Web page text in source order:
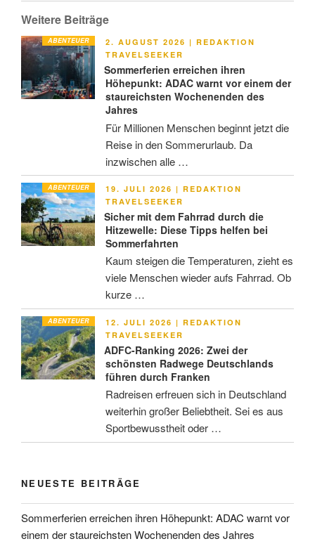
Weitere Beiträge
ABENTEUER
VERÖFFENTLICHT
AM
2. AUGUST 2026 | REDAKTION
TRAVELSEEKER
Sommerferien erreichen ihren
Höhepunkt: ADAC warnt vor einem der
staureichsten Wochenenden des
Jahres
Für Millionen Menschen beginnt jetzt die
Reise in den Sommerurlaub. Da
inzwischen alle …
ABENTEUER
VERÖFFENTLICHT
AM
19. JULI 2026 | REDAKTION
TRAVELSEEKER
Sicher mit dem Fahrrad durch die
Hitzewelle: Diese Tipps helfen bei
Sommerfahrten
Kaum steigen die Temperaturen, zieht es
viele Menschen wieder aufs Fahrrad. Ob
kurze …
ABENTEUER
VERÖFFENTLICHT
AM
12. JULI 2026 | REDAKTION
TRAVELSEEKER
ADFC-Ranking 2026: Zwei der
schönsten Radwege Deutschlands
führen durch Franken
Radreisen erfreuen sich in Deutschland
weiterhin großer Beliebtheit. Sei es aus
Sportbewusstheit oder …
NEUESTE BEITRÄGE
Sommerferien erreichen ihren Höhepunkt: ADAC warnt vor
einem der staureichsten Wochenenden des Jahres